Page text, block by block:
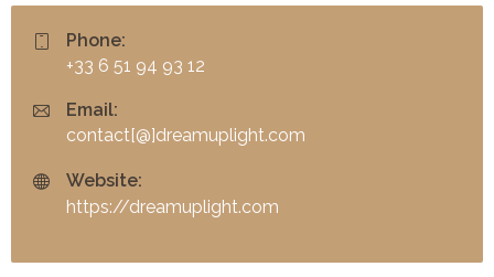
Phone:
+33 6 51 94 93 12
Email:
contact[@]dreamuplight.com
Website:
https://dreamuplight.com